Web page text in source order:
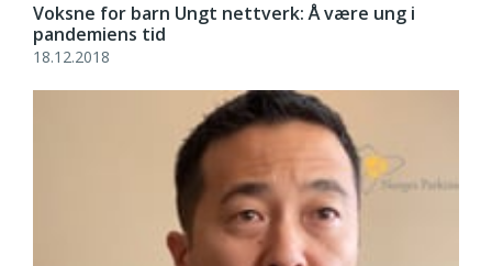
Voksne for barn Ungt nettverk: Å være ung i
pandemiens tid
18.12.2018